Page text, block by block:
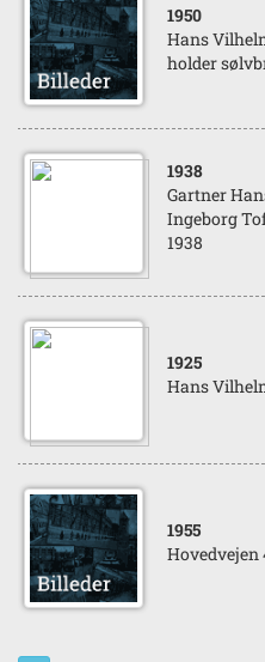
1950
Hans
holder
1938
Gartner
Ingeborg
1938
1925
Hans
1955
Hovedvejen